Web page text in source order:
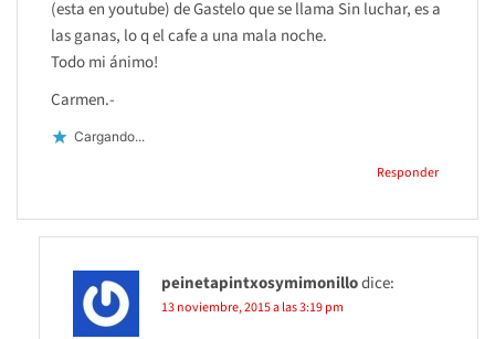
(esta en youtube) de Gastelo que se llama Sin luchar, es a
las ganas, lo q el cafe a una mala noche.
Todo mi ánimo!
Carmen.-
Cargando...
Responder
peinetapintxosymimonillodice:
13 noviembre, 2015 a las 3:19 pm